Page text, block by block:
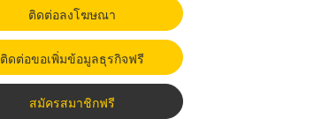
ติดต่อลงโฆษณา
ติดต่อขอเพิ่มข้อมูลธุรกิจฟรี
สมัครสมาชิกฟรี